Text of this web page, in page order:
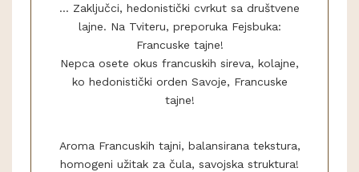
... Zaključci, hedonistički cvrkut sa društvene
lajne. Na Tviteru, preporuka Fejsbuka:
Francuske tajne!
Nepca osete okus francuskih sireva, kolajne,
ko hedonistički orden Savoje, Francuske
tajne!
Aroma Francuskih tajni, balansirana tekstura,
homogeni užitak za čula, savojska struktura!